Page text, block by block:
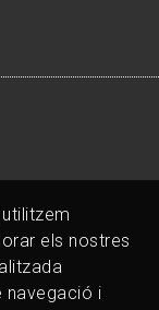
els nostres
navegació i